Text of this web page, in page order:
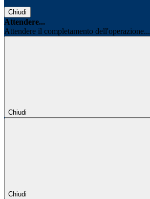
Chiudi
Attendere...
Attendere il completamento dell'operazione...
Chiudi
Chiudi